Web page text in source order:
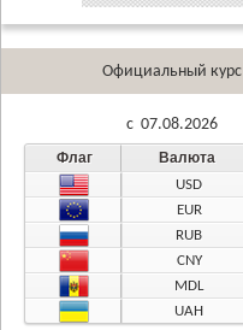
Официальный курс
c 07.08.2026
Флаг Валюта
USD
EUR
RUB
CNY
MDL
UAH